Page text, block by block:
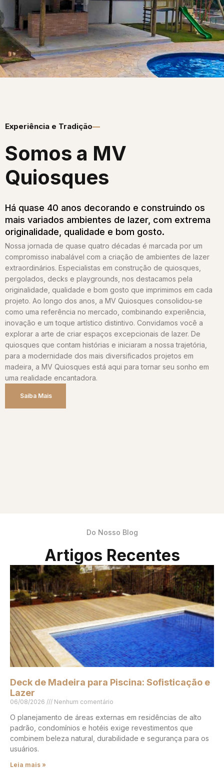
Experiência e Tradição
Somos a MV
Quiosques​
Há quase 40 anos decorando e construindo os
mais variados ambientes de lazer, com extrema
originalidade, qualidade e bom gosto.
Nossa jornada de quase quatro décadas é marcada por um
compromisso inabalável com a criação de ambientes de lazer
extraordinários. Especialistas em construção de quiosques,
pergolados, decks e playgrounds, nos destacamos pela
originalidade, qualidade e bom gosto que imprimimos em cada
projeto. Ao longo dos anos, a MV Quiosques consolidou-se
como uma referência no mercado, combinando experiência,
inovação e um toque artístico distintivo. Convidamos você a
explorar a arte de criar espaços excepcionais de lazer. De
quiosques que contam histórias e iniciaram a nossa trajetória,
para a modernidade dos mais diversificados projetos em
madeira, a MV Quiosques está aqui para tornar seu sonho em
uma realidade encantadora.
Saiba Mais
Do Nosso Blog
Artigos Recentes
Deck de Madeira para Piscina: Sofisticação e
Lazer
06/08/2026 Nenhum comentário
O planejamento de áreas externas em residências de alto
padrão, condomínios e hotéis exige revestimentos que
combinem beleza natural, durabilidade e segurança para os
usuários.
Leia mais »